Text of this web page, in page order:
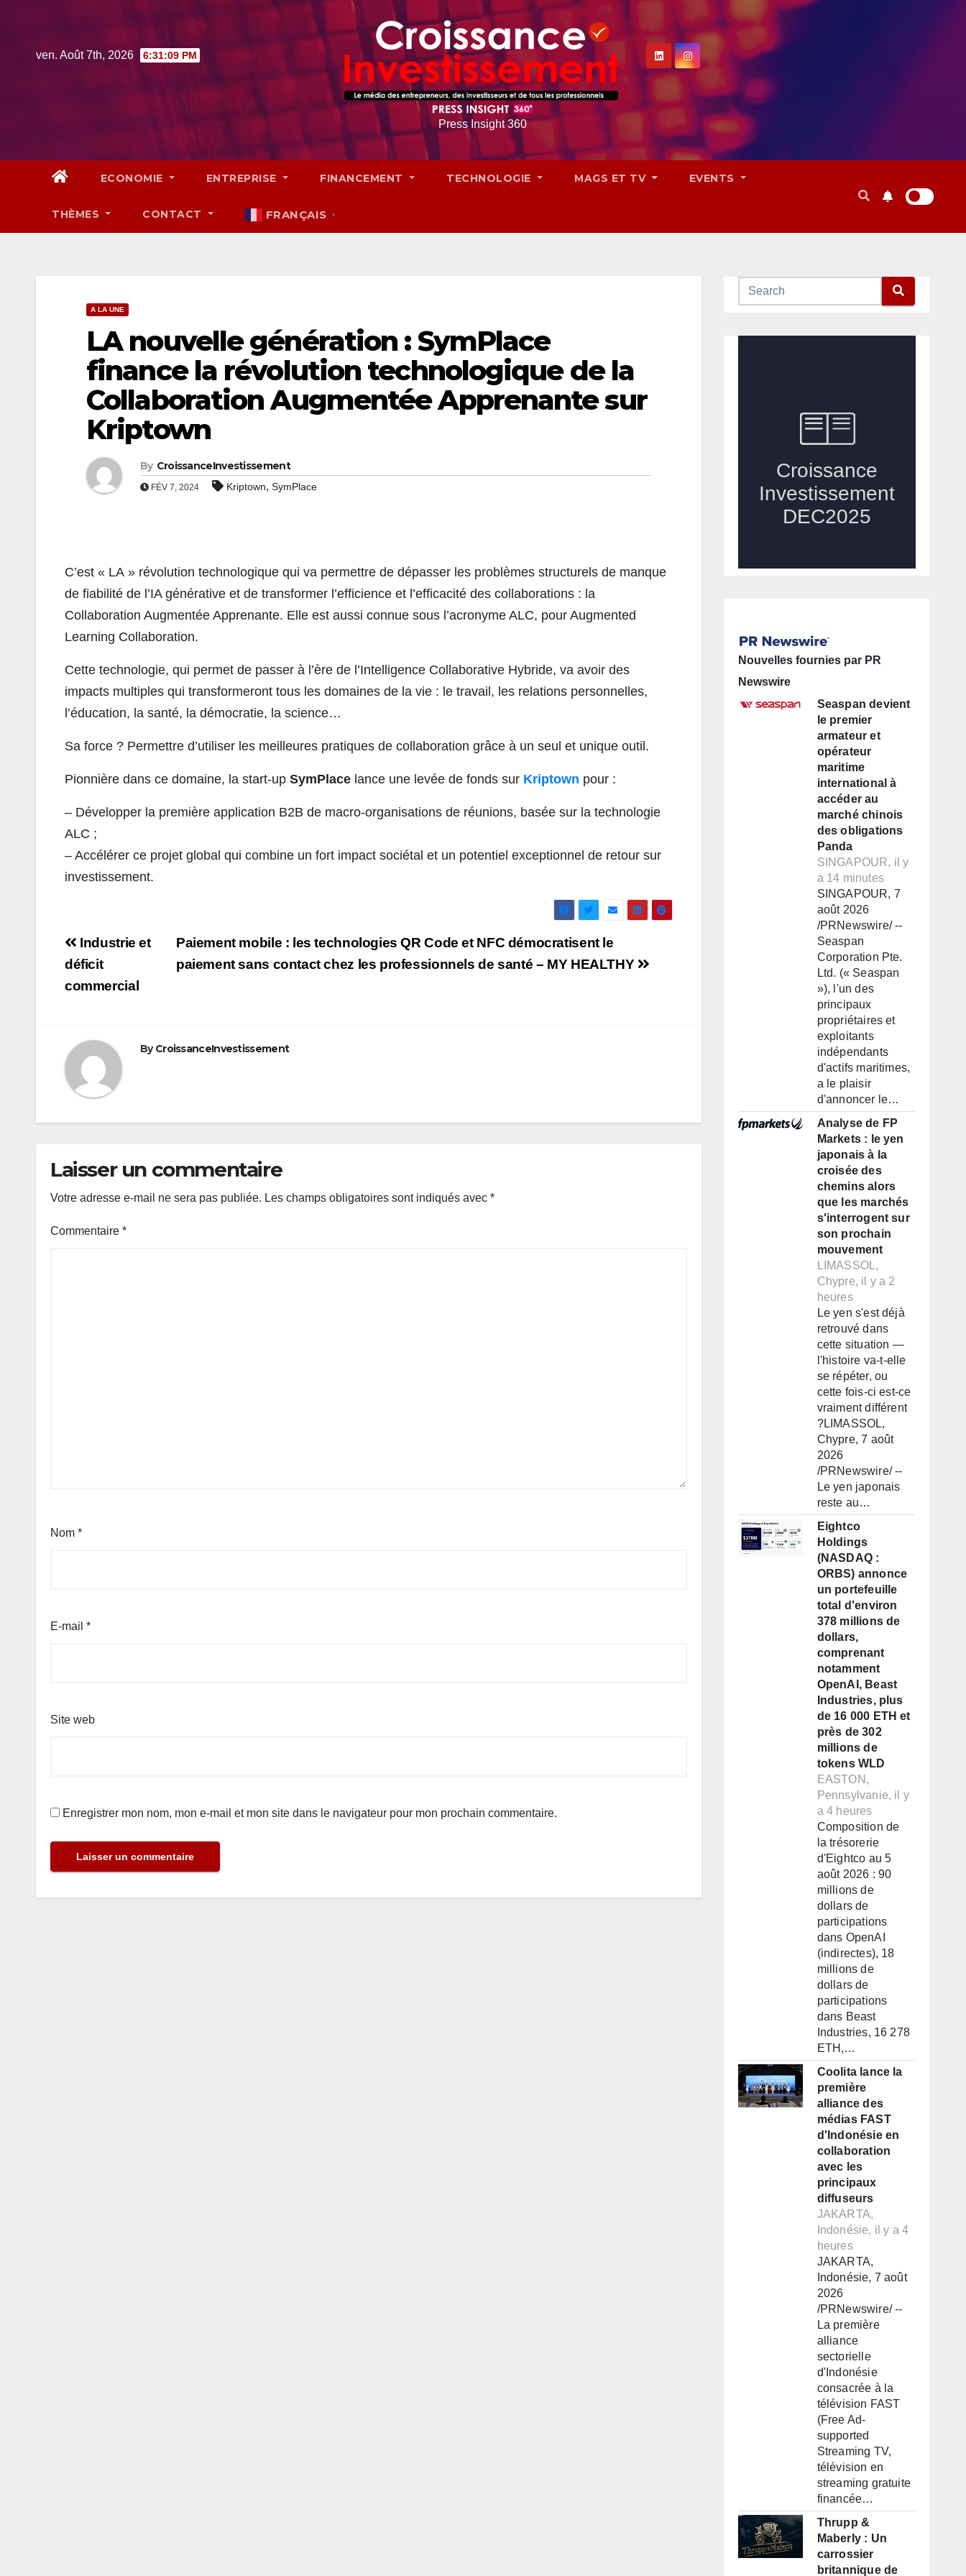
contentven. Août 7th, 2026 6:31:10 PM
Press Insight 360
ECONOMIE ENTREPRISE FINANCEMENT TECHNOLOGIE MAGS ET TV EVENTS
THÈMES CONTACT FRANÇAIS ▼
A LA UNE
LA nouvelle génération : SymPlace
finance la révolution technologique de la
Collaboration Augmentée Apprenante sur
Kriptown
By CroissanceInvestissement
FÉV 7, 2024 Kriptown, SymPlace
C’est « LA » révolution technologique qui va permettre de dépasser les problèmes structurels de manque
de fiabilité de l’IA générative et de transformer l’efficience et l’efficacité des collaborations : la
Collaboration Augmentée Apprenante. Elle est aussi connue sous l’acronyme ALC, pour Augmented
Learning Collaboration.
Cette technologie, qui permet de passer à l’ère de l’Intelligence Collaborative Hybride, va avoir des
impacts multiples qui transformeront tous les domaines de la vie : le travail, les relations personnelles,
l’éducation, la santé, la démocratie, la science…
Sa force ? Permettre d’utiliser les meilleures pratiques de collaboration grâce à un seul et unique outil.
Pionnière dans ce domaine, la start-up SymPlace lance une levée de fonds sur Kriptown pour :
– Développer la première application B2B de macro-organisations de réunions, basée sur la technologie
ALC ;
– Accélérer ce projet global qui combine un fort impact sociétal et un potentiel exceptionnel de retour sur
investissement.
Navigation
de
l’article
Paiement mobile : les technologies QR Code et NFC démocratisent le
paiement sans contact chez les professionnels de santé – MY HEALTHY
Industrie et
déficit
commercial
ByCroissanceInvestissement
Laisser un commentaire
Votre adresse e-mail ne sera pas publiée. Les champs obligatoires sont indiqués avec *
Commentaire *
Nom *
E-mail *
Site web
Enregistrer mon nom, mon e-mail et mon site dans le navigateur pour mon prochain commentaire.
Nouvelles fournies par PR
Newswire
Seaspan devient
le premier
armateur et
opérateur
maritime
international à
accéder au
marché chinois
des obligations
Panda
SINGAPOUR, il y
a 14 minutes
SINGAPOUR, 7
août 2026
/PRNewswire/ --
Seaspan
Corporation Pte.
Ltd. (« Seaspan
»), l'un des
principaux
propriétaires et
exploitants
indépendants
d'actifs maritimes,
a le plaisir
d'annoncer le…
Analyse de FP
Markets : le yen
japonais à la
croisée des
chemins alors
que les marchés
s'interrogent sur
son prochain
mouvement
LIMASSOL,
Chypre, il y a 2
heures
Le yen s'est déjà
retrouvé dans
cette situation —
l'histoire va-t-elle
se répéter, ou
cette fois-ci est-ce
vraiment différent
?LIMASSOL,
Chypre, 7 août
2026
/PRNewswire/ --
Le yen japonais
reste au…
Eightco
Holdings
(NASDAQ :
ORBS) annonce
un portefeuille
total d'environ
378 millions de
dollars,
comprenant
notamment
OpenAI, Beast
Industries, plus
de 16 000 ETH et
près de 302
millions de
tokens WLD
EASTON,
Pennsylvanie, il y
a 4 heures
Composition de
la trésorerie
d'Eightco au 5
août 2026 : 90
millions de
dollars de
participations
dans OpenAI
(indirectes), 18
millions de
dollars de
participations
dans Beast
Industries, 16 278
ETH,…
Coolita lance la
première
alliance des
médias FAST
d'Indonésie en
collaboration
avec les
principaux
diffuseurs
JAKARTA,
Indonésie, il y a 4
heures
JAKARTA,
Indonésie, 7 août
2026
/PRNewswire/ --
La première
alliance
sectorielle
d'Indonésie
consacrée à la
télévision FAST
(Free Ad-
supported
Streaming TV,
télévision en
streaming gratuite
financée…
Thrupp &
Maberly : Un
carrossier
britannique de